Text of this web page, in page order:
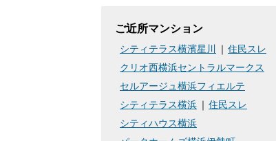
ご近所マンション
シティテラス横濱星川
住民スレ
クリオ西横浜セントラルマークス
セルアージュ横浜フィエルテ
シティテラス横浜
住民スレ
シティハウス横浜